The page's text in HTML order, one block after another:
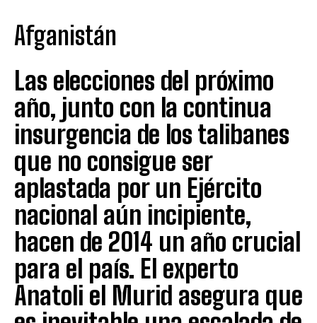
Afganistán
Las elecciones del próximo
año, junto con la continua
insurgencia de los talibanes
que no consigue ser
aplastada por un Ejército
nacional aún incipiente,
hacen de 2014 un año crucial
para el país. El experto
Anatoli el Murid asegura que